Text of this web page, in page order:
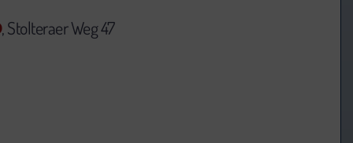
, Stolteraer Weg 47